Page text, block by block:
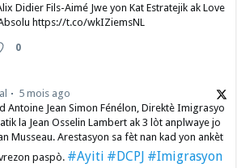
Didier Fils-Aimé Jwe yon Kat Estratejik ak Love
https://t.co/wkIZiemsNL
0
5 mois ago
Antoine Jean Simon Fénélon, Direktè Imigrasyo
la Jean Osselin Lambert ak 3 lòt anplwaye jo
Musseau. Arestasyon sa fèt nan kad yon ankèt
paspò. #Ayiti #DCPJ #Imigrasyon